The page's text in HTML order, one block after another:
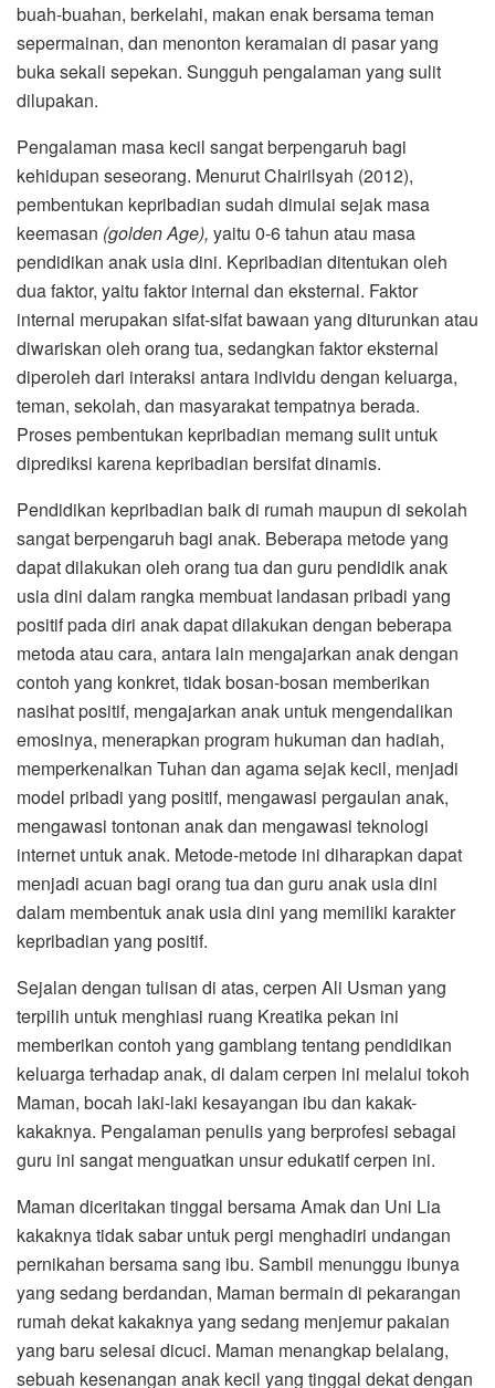
buah-buahan, berkelahi, makan enak bersama teman
sepermainan, dan menonton keramaian di pasar yang
buka sekali sepekan. Sungguh pengalaman yang sulit
dilupakan.
Pengalaman masa kecil sangat berpengaruh bagi
kehidupan seseorang. Menurut Chairilsyah (2012),
pembentukan kepribadian sudah dimulai sejak masa
keemasan (golden Age), yaitu 0-6 tahun atau masa
pendidikan anak usia dini. Kepribadian ditentukan oleh
dua faktor, yaitu faktor internal dan eksternal. Faktor
internal merupakan sifat-sifat bawaan yang diturunkan atau
diwariskan oleh orang tua, sedangkan faktor eksternal
diperoleh dari interaksi antara individu dengan keluarga,
teman, sekolah, dan masyarakat tempatnya berada.
Proses pembentukan kepribadian memang sulit untuk
diprediksi karena kepribadian bersifat dinamis.
Pendidikan kepribadian baik di rumah maupun di sekolah
sangat berpengaruh bagi anak. Beberapa metode yang
dapat dilakukan oleh orang tua dan guru pendidik anak
usia dini dalam rangka membuat landasan pribadi yang
positif pada diri anak dapat dilakukan dengan beberapa
metoda atau cara, antara lain mengajarkan anak dengan
contoh yang konkret, tidak bosan-bosan memberikan
nasihat positif, mengajarkan anak untuk mengendalikan
emosinya, menerapkan program hukuman dan hadiah,
memperkenalkan Tuhan dan agama sejak kecil, menjadi
model pribadi yang positif, mengawasi pergaulan anak,
mengawasi tontonan anak dan mengawasi teknologi
internet untuk anak. Metode-metode ini diharapkan dapat
menjadi acuan bagi orang tua dan guru anak usia dini
dalam membentuk anak usia dini yang memiliki karakter
kepribadian yang positif.
Sejalan dengan tulisan di atas, cerpen Ali Usman yang
terpilih untuk menghiasi ruang Kreatika pekan ini
memberikan contoh yang gamblang tentang pendidikan
keluarga terhadap anak, di dalam cerpen ini melalui tokoh
Maman, bocah laki-laki kesayangan ibu dan kakak-
kakaknya. Pengalaman penulis yang berprofesi sebagai
guru ini sangat menguatkan unsur edukatif cerpen ini.
Maman diceritakan tinggal bersama Amak dan Uni Lia
kakaknya tidak sabar untuk pergi menghadiri undangan
pernikahan bersama sang ibu. Sambil menunggu ibunya
yang sedang berdandan, Maman bermain di pekarangan
rumah dekat kakaknya yang sedang menjemur pakaian
yang baru selesai dicuci. Maman menangkap belalang,
sebuah kesenangan anak kecil yang tinggal dekat dengan